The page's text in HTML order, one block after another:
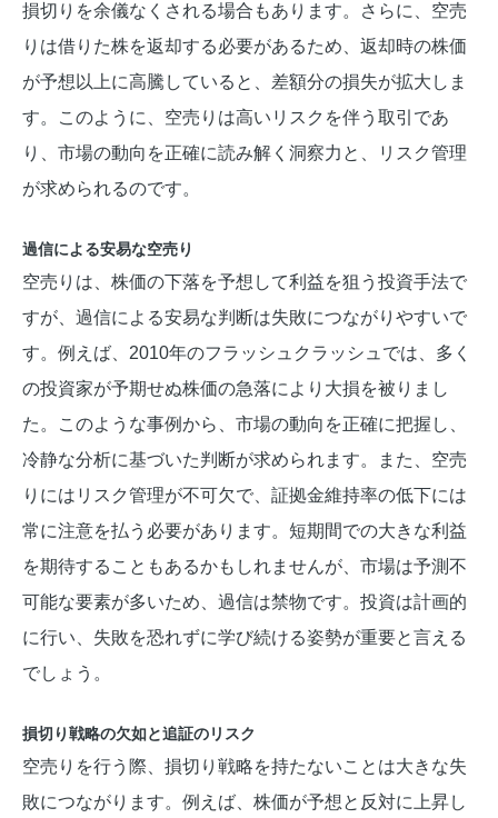
損切りを余儀なくされる場合もあります。さらに、空売
りは借りた株を返却する必要があるため、返却時の株価
が予想以上に高騰していると、差額分の損失が拡大しま
す。このように、空売りは高いリスクを伴う取引であ
り、市場の動向を正確に読み解く洞察力と、リスク管理
が求められるのです。
過信による安易な空売り
空売りは、株価の下落を予想して利益を狙う投資手法で
すが、過信による安易な判断は失敗につながりやすいで
す。例えば、2010年のフラッシュクラッシュでは、多く
の投資家が予期せぬ株価の急落により大損を被りまし
た。このような事例から、市場の動向を正確に把握し、
冷静な分析に基づいた判断が求められます。また、空売
りにはリスク管理が不可欠で、証拠金維持率の低下には
常に注意を払う必要があります。短期間での大きな利益
を期待することもあるかもしれませんが、市場は予測不
可能な要素が多いため、過信は禁物です。投資は計画的
に行い、失敗を恐れずに学び続ける姿勢が重要と言える
でしょう。
損切り戦略の欠如と追証のリスク
空売りを行う際、損切り戦略を持たないことは大きな失
敗につながります。例えば、株価が予想と反対に上昇し